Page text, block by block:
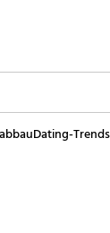
Dating-Trends